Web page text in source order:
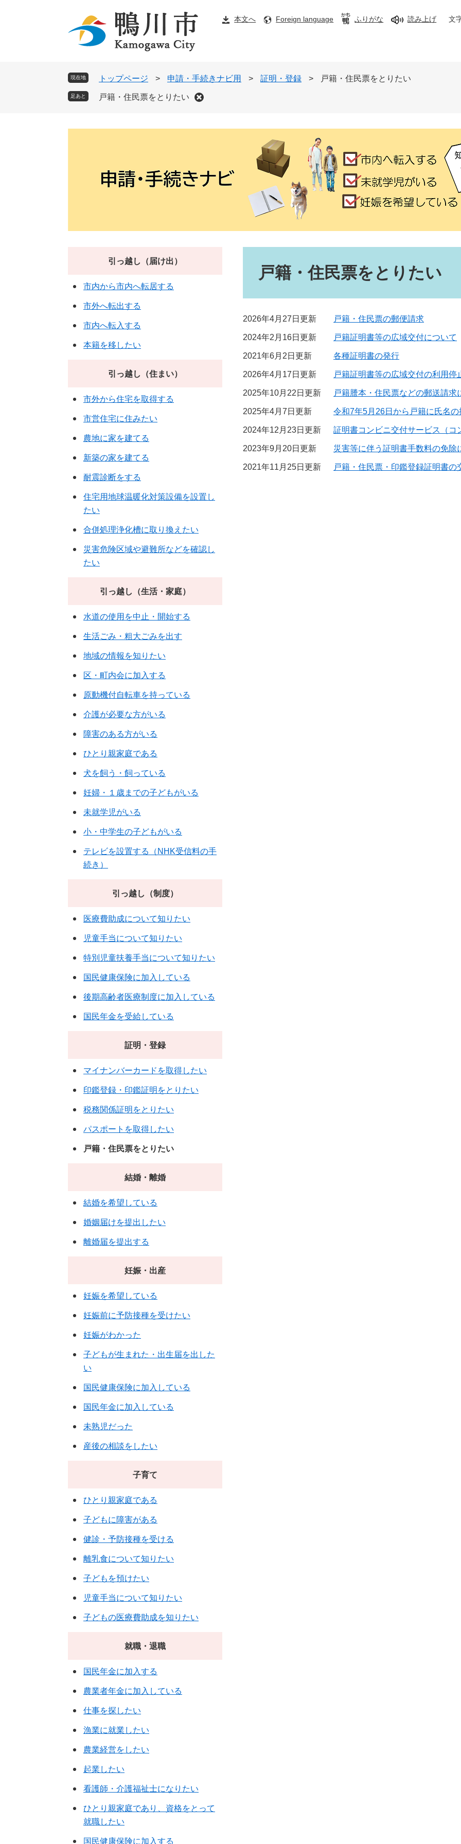
本文へ Foreign language ふりがな 読み上げ 文
現在地 トップページ > 申請・手続きナビ用 > 証明・登録 > 戸籍・住民票をとりたい
足あと 戸籍・住民票をとりたい
戸籍・住民票をとりたい
2026年4月27日更新 戸籍・住民票の郵便請求
2024年2月16日更新 戸籍証明書等の広域交付について
2021年6月2日更新 各種証明書の発行
2026年4月17日更新 戸籍証明書等の広域交付の利用停
2025年10月22日更新 戸籍謄本・住民票などの郵送請
2025年4月7日更新 令和7年5月26日から戸籍に氏名
2024年12月23日更新 証明書コンビニ交付サービス（コ
2023年9月20日更新 災害等に伴う証明書手数料の免除
2021年11月25日更新 戸籍・住民票・印鑑登録証明書の
引っ越し（届け出）
市内から市内へ転居する
市外へ転出する
市内へ転入する
本籍を移したい
引っ越し（住まい）
市外から住宅を取得する
市営住宅に住みたい
農地に家を建てる
新築の家を建てる
耐震診断をする
住宅用地球温暖化対策設備を設置し
たい
合併処理浄化槽に取り換えたい
災害危険区域や避難所などを確認し
たい
引っ越し（生活・家庭）
水道の使用を中止・開始する
生活ごみ・粗大ごみを出す
地域の情報を知りたい
区・町内会に加入する
原動機付自転車を持っている
介護が必要な方がいる
障害のある方がいる
ひとり親家庭である
犬を飼う・飼っている
妊婦・１歳までの子どもがいる
未就学児がいる
小・中学生の子どもがいる
テレビを設置する（NHK受信料の手
続き）
引っ越し（制度）
医療費助成について知りたい
児童手当について知りたい
特別児童扶養手当について知りたい
国民健康保険に加入している
後期高齢者医療制度に加入している
国民年金を受給している
証明・登録
マイナンバーカードを取得したい
印鑑登録・印鑑証明をとりたい
税務関係証明をとりたい
パスポートを取得したい
戸籍・住民票をとりたい
結婚・離婚
結婚を希望している
婚姻届けを提出したい
離婚届を提出する
妊娠・出産
妊娠を希望している
妊娠前に予防接種を受けたい
妊娠がわかった
子どもが生まれた・出生届を出した
い
国民健康保険に加入している
国民年金に加入している
未熟児だった
産後の相談をしたい
子育て
ひとり親家庭である
子どもに障害がある
健診・予防接種を受ける
離乳食について知りたい
子どもを預けたい
児童手当について知りたい
子どもの医療費助成を知りたい
就職・退職
国民年金に加入する
農業者年金に加入している
仕事を探したい
漁業に就業したい
農業経営をしたい
起業したい
看護師・介護福祉士になりたい
ひとり親家庭であり、資格をとって
就職したい
国民健康保険に加入する